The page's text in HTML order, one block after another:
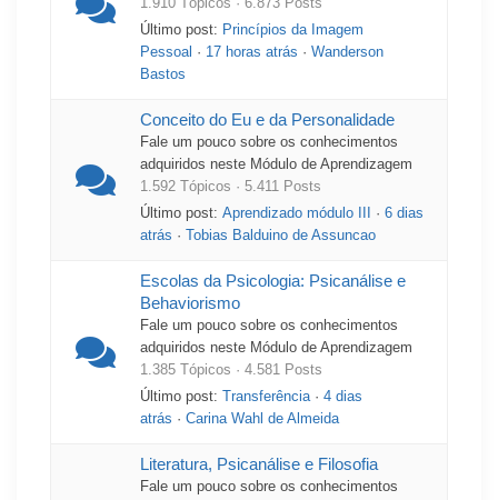
1.910 Tópicos · 6.873 Posts
Último post: Princípios da Imagem
Pessoal · 17 horas atrás · Wanderson
Bastos
Conceito do Eu e da Personalidade
Fale um pouco sobre os conhecimentos
adquiridos neste Módulo de Aprendizagem
1.592 Tópicos · 5.411 Posts
Último post: Aprendizado módulo III · 6 dias
atrás · Tobias Balduino de Assuncao
Escolas da Psicologia: Psicanálise e
Behaviorismo
Fale um pouco sobre os conhecimentos
adquiridos neste Módulo de Aprendizagem
1.385 Tópicos · 4.581 Posts
Último post:
Transferência· 4 dias
atrás · Carina Wahl de Almeida
Literatura, Psicanálise e Filosofia
Fale um pouco sobre os conhecimentos